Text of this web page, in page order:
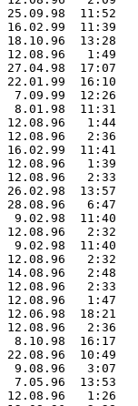
25.09.98  11:52
16.02.99  11:39
18.10.96  13:28
12.08.96   1:49
27.04.98  17:07
22.01.99  16:10
7.09.99
8.01.98  11:31
12.08.96   1:44
12.08.96   2:36
16.02.99  11:41
12.08.96   1:39
12.08.96   2:33
26.02.98  13:57
28.08.96   6:47
9.02.98  11:40
12.08.96   2:32
9.02.98  11:40
12.08.96   2:32
14.08.96   2:48
12.08.96   2:33
12.08.96   1:47
12.06.98  18:21
12.08.96   2:36
8.10.98  16:17
22.08.96  10:49
9.08.96   3:07
7.05.96  13:53
12.08.96   1:26